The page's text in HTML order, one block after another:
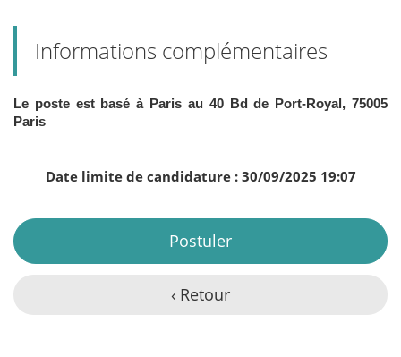
Informations complémentaires
Le poste est basé à Paris au 40 Bd de Port-Royal, 75005
Paris
Date limite de candidature : 30/09/2025 19:07
Postuler
‹ Retour